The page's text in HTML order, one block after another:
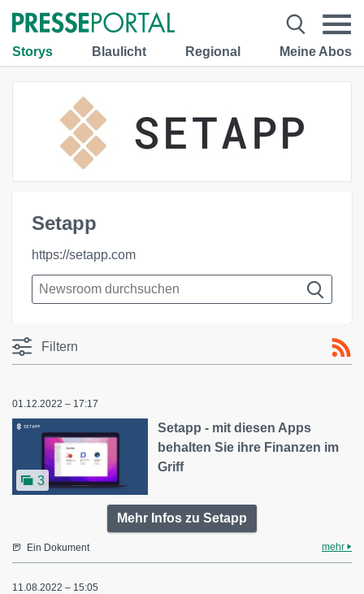
Storys Blaulicht Regional Meine Abos
Setapp
https://setapp.com
Filtern
01.12.2022 – 17:17
3
Setapp - mit diesen Apps
behalten Sie ihre Finanzen im
Griff
Mehr Infos zu Setapp
Ein Dokument mehr
11.08.2022 – 15:05